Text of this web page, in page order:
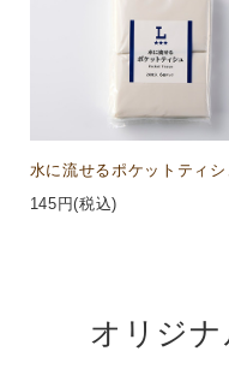
水に流せるポケットティシ
145 円(税込)
オリジ